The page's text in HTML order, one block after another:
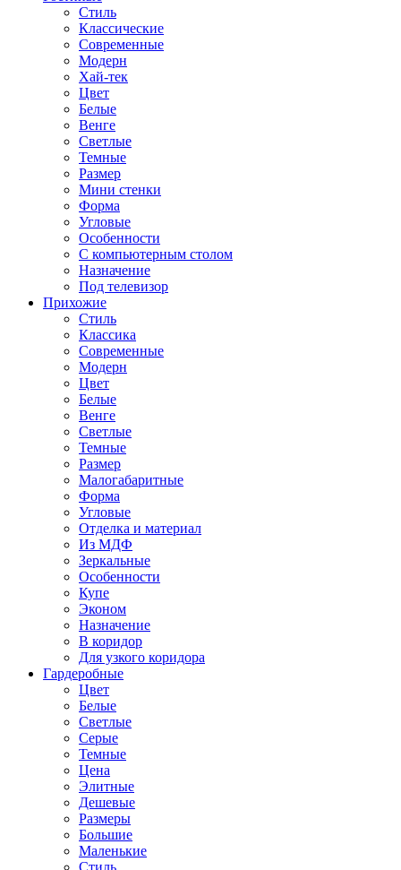
Стиль
Классические
Современные
Модерн
Хай-тек
Цвет
Белые
Венге
Светлые
Темные
Размер
Мини стенки
Форма
Угловые
Особенности
С компьютерным столом
Назначение
Под телевизор
Прихожие
Стиль
Классика
Современные
Модерн
Цвет
Белые
Венге
Светлые
Темные
Размер
Малогабаритные
Форма
Угловые
Отделка и материал
Из МДФ
Зеркальные
Особенности
Купе
Эконом
Назначение
В коридор
Для узкого коридора
Гардеробные
Цвет
Белые
Светлые
Серые
Темные
Цена
Элитные
Дешевые
Размеры
Большие
Маленькие
Стиль